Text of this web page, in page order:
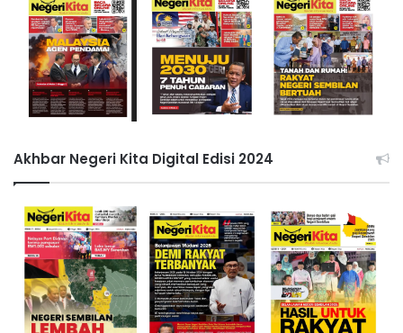
Akhbar Negeri Kita Digital Edisi 2024